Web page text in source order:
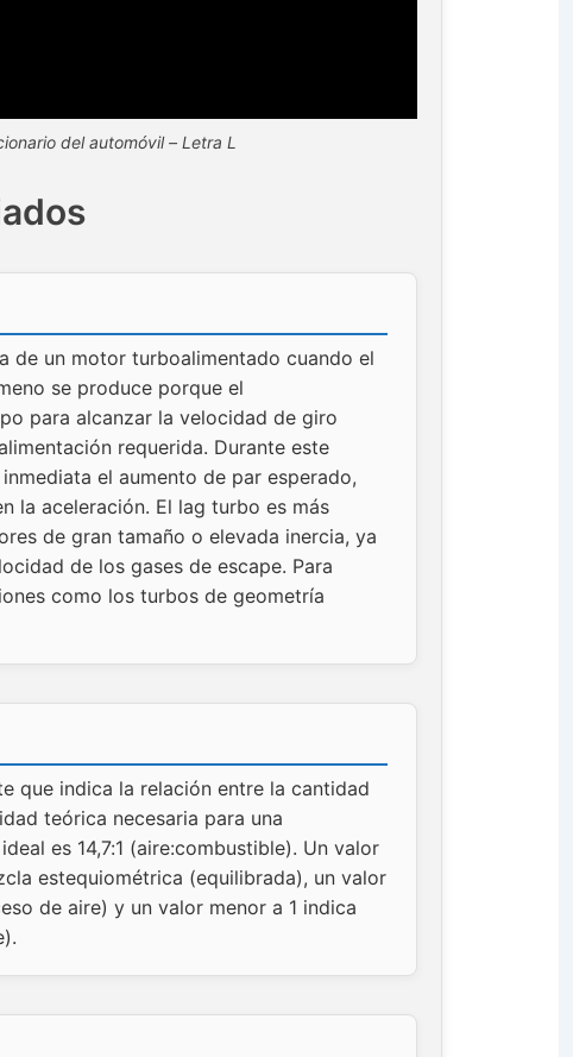
del automóvil – Letra L
de un motor turboalimentado cuando el
se produce porque el
para alcanzar la velocidad de giro
requerida. Durante este
el aumento de par esperado,
la aceleración. El lag turbo es más
de gran tamaño o elevada inercia, ya
de los gases de escape. Para
como los turbos de geometría
que indica la relación entre la cantidad
teórica necesaria para una
es 14,7:1 (aire:combustible). Un valor
estequiométrica (equilibrada), un valor
de aire) y un valor menor a 1 indica